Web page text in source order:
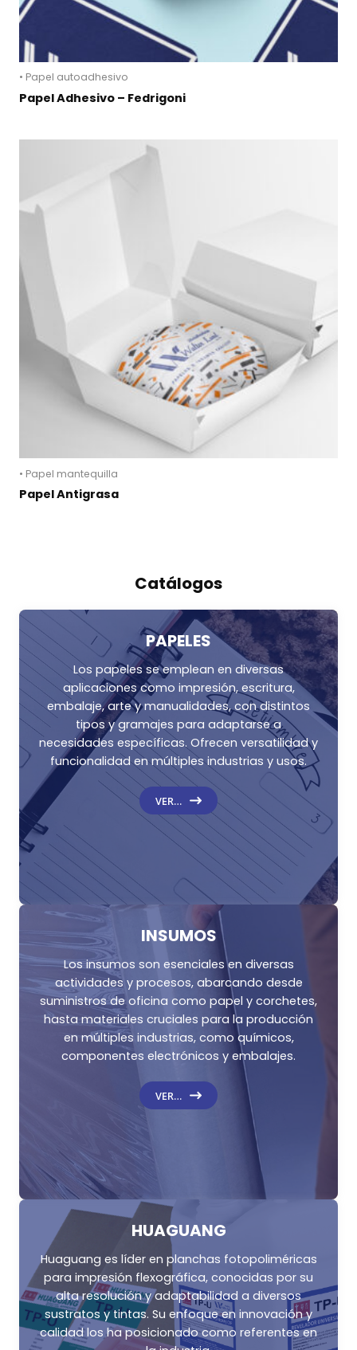
• Papel autoadhesivo
Papel Adhesivo – Fedrigoni
• Papel mantequilla
Papel Antigrasa
Catálogos
PAPELES
Los papeles se emplean en diversas
aplicaciones como impresión, escritura,
embalaje, arte y manualidades, con distintos
tipos y gramajes para adaptarse a
necesidades específicas. Ofrecen versatilidad y
funcionalidad en múltiples industrias y usos.
VER…
INSUMOS
Los insumos son esenciales en diversas
actividades y procesos, abarcando desde
suministros de oficina como papel y corchetes,
hasta materiales cruciales para la producción
en múltiples industrias, como químicos,
componentes electrónicos y embalajes.
VER…
HUAGUANG
Huaguang es líder en planchas fotopoliméricas
para impresión flexográfica, conocidas por su
alta resolución y adaptabilidad a diversos
sustratos y tintas. Su enfoque en innovación y
calidad los ha posicionado como referentes en